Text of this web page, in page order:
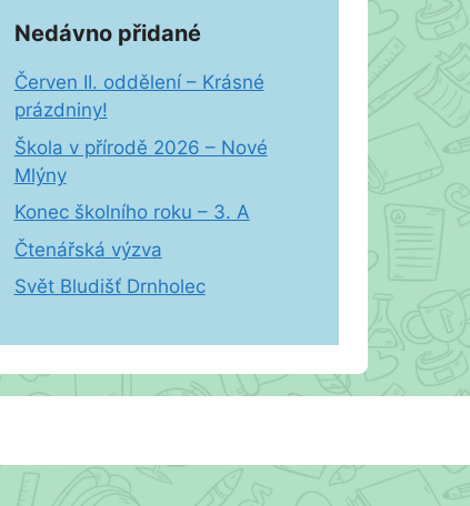
Nedávno přidané
Červen II. oddělení – Krásné
prázdniny!
Škola v přírodě 2026 – Nové
Mlýny
Konec školního roku – 3. A
Čtenářská výzva
Svět Bludišť Drnholec